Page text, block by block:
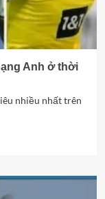
Anh ở thời
nhiều nhất trên